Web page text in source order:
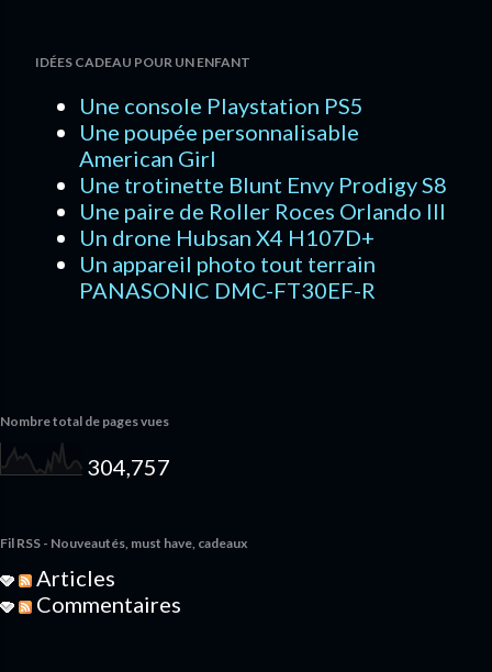
IDÉES CADEAU POUR UN ENFANT
Une console Playstation PS5
Une poupée personnalisable
American Girl
Une trotinette Blunt Envy Prodigy S8
Une paire de Roller Roces Orlando III
Un drone Hubsan X4 H107D+
Un appareil photo tout terrain
PANASONIC DMC-FT30EF-R
Nombre total de pages vues
304,757
Fil RSS - Nouveautés, must have, cadeaux
Articles
Commentaires